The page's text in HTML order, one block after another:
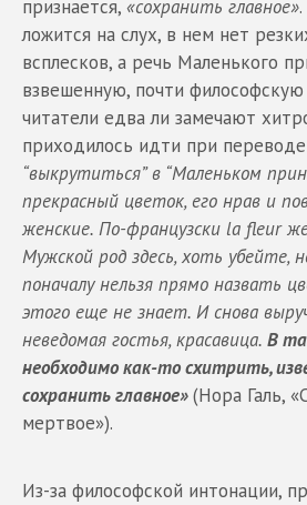
признается, «сохранить главное»
ложится на слух, в нем нет
всплесков, а речь Маленького
взвешенную, почти
читатели едва ли замечают
приходилось идти при
“выкрутиться” в “Маленьком
прекрасный цветок, его нрав и
женские. По-французски la fleur
Мужской род здесь, хоть убейте,
поначалу нельзя прямо назвать
этого еще не знает. И снова
неведомая гостья, красавица. В
необходимо как-то схитрить,
сохранить главное»(Нора Галь,
мертвое»).
Из-за философской интонации,